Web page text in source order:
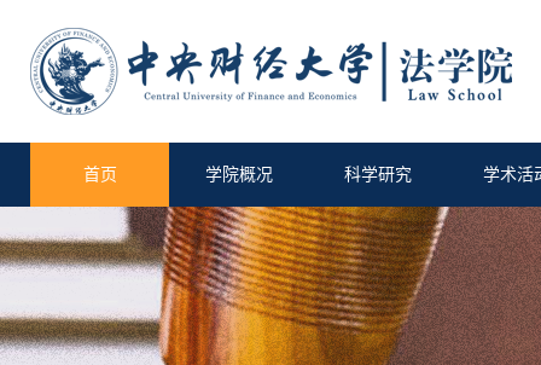
首页 学院概况 科学研究 学术活